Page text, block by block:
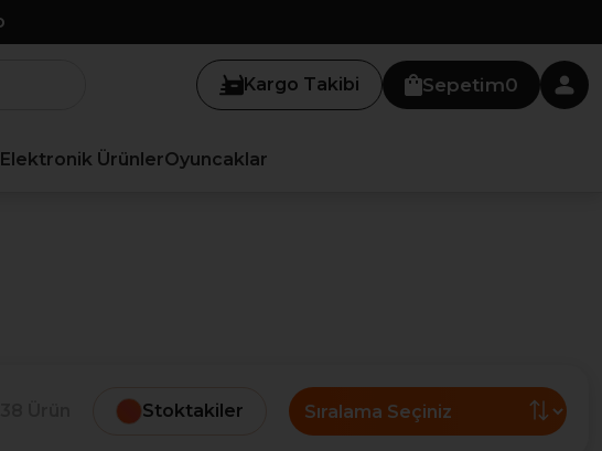
Kargo Takibi Sepetim0
Elektronik ÜrünlerOyuncaklar
Stoktakiler